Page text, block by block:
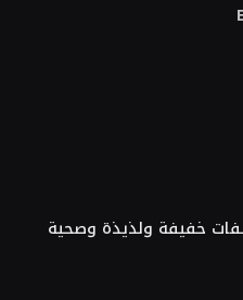
خفيفة ولذيذة وصحية